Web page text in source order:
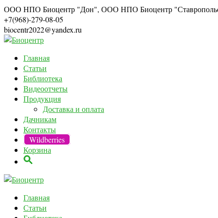
ООО НПО Биоцентр "Дон", ООО НПО Биоцентр
+7(968)-279-08-05
biocentr2022@yandex.ru
Главная
Статьи
Библиотека
Видеоотчеты
Продукция
Доставка и оплата
Дачникам
Контакты
Wildberries
Корзина
Главная
Статьи